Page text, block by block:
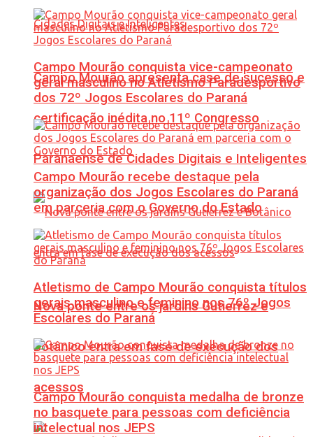
Campo Mourão apresenta case de sucesso e
certificação inédita no 11º Congresso
Paranaense de Cidades Digitais e Inteligentes
Nova ponte entre os jardins Gutierrez e
Botânico entra em fase de execução dos
acessos
Campo Mourão conquista vice-campeonato
geral masculino no Atletismo Paradesportivo
dos 72º Jogos Escolares do Paraná
Campo Mourão recebe destaque pela
organização dos Jogos Escolares do Paraná
em parceria com o Governo do Estado
Atletismo de Campo Mourão conquista títulos
gerais masculino e feminino nos 76º Jogos
Escolares do Paraná
Campo Mourão conquista medalha de bronze
no basquete para pessoas com deficiência
intelectual nos JEPS